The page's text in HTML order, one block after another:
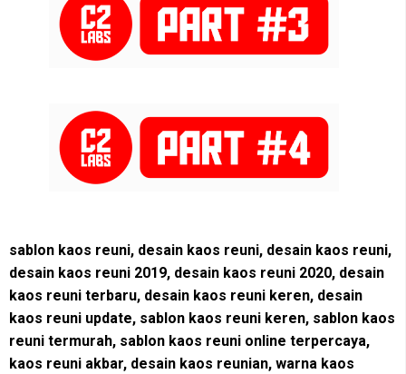
sablon kaos reuni, desain kaos reuni, desain kaos reuni,
desain kaos reuni 2019, desain kaos reuni 2020, desain
kaos reuni terbaru, desain kaos reuni keren, desain
kaos reuni update, sablon kaos reuni keren, sablon kaos
reuni termurah, sablon kaos reuni online terpercaya,
kaos reuni akbar, desain kaos reunian, warna kaos